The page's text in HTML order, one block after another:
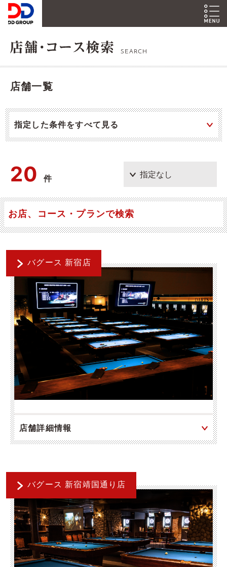
SEARCH
店舗一覧
指定した条件をすべて見る
20 件
お店、コース・プランで検索
バグース 新宿店
店舗詳細情報
バグース 新宿靖国通り店